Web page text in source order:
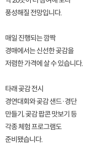
풍성해질 전망입니다.
매일 진행되는 깜짝
경매에서는 신선한 곶감을
저렴한 가격에 살 수 있습니다.
타래 곶감 전시
경연대회와 곶감 샌드·경단
만들기, 곶감 팝콘 맛보기 등
각종 체험 프로그램도
준비됐습니다.